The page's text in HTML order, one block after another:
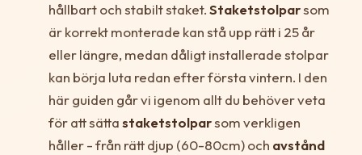
hållbart och stabilt staket.Staketstolparsom
är korrekt monterade kan stå upp rätt i 25 år
eller längre, medan dåligt installerade stolpar
kan börja luta redan efter första vintern. I den
här guiden går vi igenom allt du behöver veta
för att sättastaketstolparsom verkligen
håller - från rätt djup (60-80cm) och avstånd